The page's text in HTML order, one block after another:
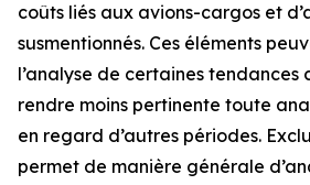
coûts liés aux avions-cargos et
susmentionnés. Ces éléments
l’analyse de certaines tendances
rendre moins pertinente toute
en regard d’autres périodes.
permet de manière générale